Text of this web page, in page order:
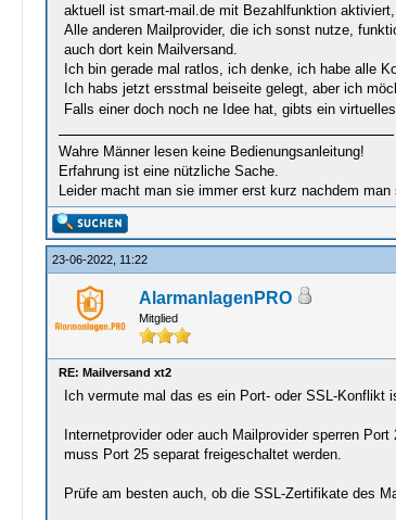
aktuell ist smart-mail.de mit Bezahlfunktion
Alle anderen Mailprovider, die ich sonst nutze,
auch dort kein Mailversand.
Ich bin gerade mal ratlos, ich denke, ich habe alle
Ich habs jetzt ersstmal beiseite gelegt, aber ich
Falls einer doch noch ne Idee hat, gibts ein
Wahre Männer lesen keine Bedienungsanleitung!
Erfahrung ist eine nützliche Sache.
Leider macht man sie immer erst kurz nachdem man
23-06-2022, 11:22
AlarmanlagenPRO
Mitglied
RE: Mailversand xt2
Ich vermute mal das es ein Port- oder SSL-Konflikt
Internetprovider oder auch Mailprovider sperren
muss Port 25 separat freigeschaltet werden.
Prüfe am besten auch, ob die SSL-Zertifikate des